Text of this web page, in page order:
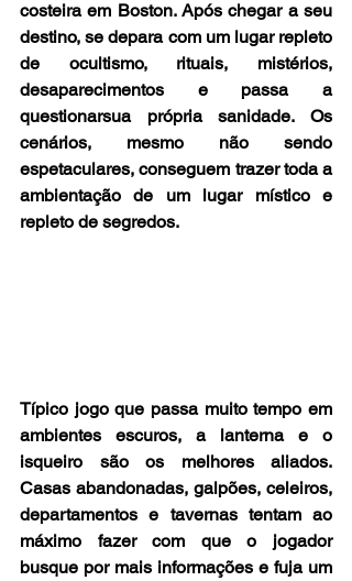
costeira em Boston. Após chegar a seu
destino, se depara com um lugar repleto
de ocultismo, rituais, mistérios,
desaparecimentos e passa a
questionarsua própria sanidade. Os
cenários, mesmo não sendo
espetaculares, conseguem trazer toda a
ambientação de um lugar místico e
repleto de segredos.
Típico jogo que passa muito tempo em
ambientes escuros, a lanterna e o
isqueiro são os melhores aliados.
Casas abandonadas, galpões, celeiros,
departamentos e tavernas tentam ao
máximo fazer com que o jogador
busque por mais informações e fuja um